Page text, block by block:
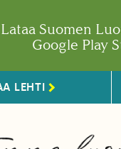
Lataa Suomen
Google Play
LEHTI